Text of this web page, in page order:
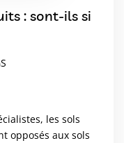
: sont-ils si
les sols
opposés aux sols